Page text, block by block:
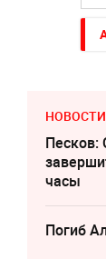
часы
Погиб